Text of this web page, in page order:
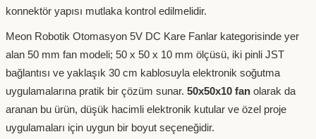
konnektör yapısı mutlaka kontrol edilmelidir.
Meon Robotik Otomasyon 5V DC Kare Fanlar kategorisinde yer
alan 50 mm fan modeli; 50 x 50 x 10 mm ölçüsü, iki pinli JST
bağlantısı ve yaklaşık 30 cm kablosuyla elektronik soğutma
uygulamalarına pratik bir çözüm sunar. 50x50x10 fan olarak da
aranan bu ürün, düşük hacimli elektronik kutular ve özel proje
uygulamaları için uygun bir boyut seçeneğidir.